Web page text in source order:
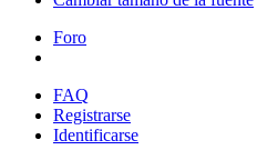
Foro
FAQ
Registrarse
Identificarse